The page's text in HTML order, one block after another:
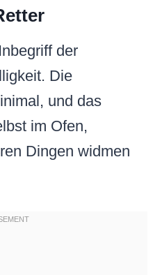
der
Die
und das
im Ofen,
Dingen widmen